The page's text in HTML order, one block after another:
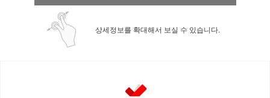
상세정보를 확대해서 보실 수 있습니다.